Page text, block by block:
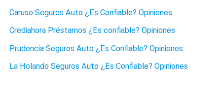
Caruso Seguros Auto ¿Es Confiable? Opiniones
Crediahora Préstamos ¿Es confiable? Opiniones
Prudencia Seguros Auto ¿Es Confiable? Opiniones
La Holando Seguros Auto ¿Es Confiable? Opiniones